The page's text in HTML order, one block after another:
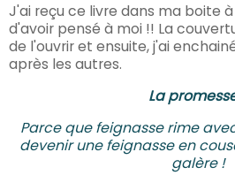
J'ai reçu ce livre dans ma boite
d'avoir pensé à moi !! La
de l'ouvrir et ensuite, j'ai
après les autres.
La
Parce que feignasse rime
devenir une feignasse en
galère !